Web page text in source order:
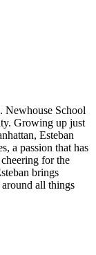
Newhouse School
Growing up just
Esteban
a passion that has
for the
brings
all things